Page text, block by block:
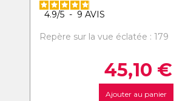
4.9/5 - 9 AVIS
Repère sur la vue éclatée : 179
45,10 €
Ajouter au panier